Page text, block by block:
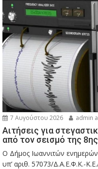
7 Αυγούστου 2026 admin
Αιτήσεις για
από τον σεισμό της
Ο Δήμος Ιωαννιτών
υπ’ αριθ. 57073/Δ.Α.Ε.Φ.Κ.-